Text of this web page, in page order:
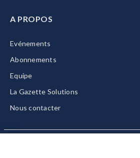
A PROPOS
Evénements
Abonnements
Equipe
La Gazette Solutions
Nous contacter